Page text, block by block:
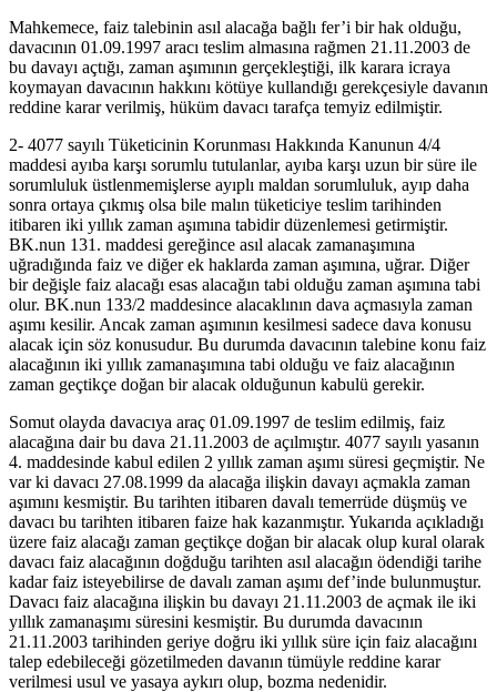
Mahkemece, faiz talebinin asıl alacağa bağlı fer’i bir hak olduğu,
davacının 01.09.1997 aracı teslim almasına rağmen 21.11.2003 de
bu davayı açtığı, zaman aşımının gerçekleştiği, ilk karara icraya
koymayan davacının hakkını kötüye kullandığı gerekçesiyle davanın
reddine karar verilmiş, hüküm davacı tarafça temyiz edilmiştir.
2- 4077 sayılı Tüketicinin Korunması Hakkında Kanunun 4/4
maddesi ayıba karşı sorumlu tutulanlar, ayıba karşı uzun bir süre ile
sorumluluk üstlenmemişlerse ayıplı maldan sorumluluk, ayıp daha
sonra ortaya çıkmış olsa bile malın tüketiciye teslim tarihinden
itibaren iki yıllık zaman aşımına tabidir düzenlemesi getirmiştir.
BK.nun 131. maddesi gereğince asıl alacak zamanaşımına
uğradığında faiz ve diğer ek haklarda zaman aşımına, uğrar. Diğer
bir değişle faiz alacağı esas alacağın tabi olduğu zaman aşımına tabi
olur. BK.nun 133/2 maddesince alacaklının dava açmasıyla zaman
aşımı kesilir. Ancak zaman aşımının kesilmesi sadece dava konusu
alacak için söz konusudur. Bu durumda davacının talebine konu faiz
alacağının iki yıllık zamanaşımına tabi olduğu ve faiz alacağının
zaman geçtikçe doğan bir alacak olduğunun kabulü gerekir.
Somut olayda davacıya araç 01.09.1997 de teslim edilmiş, faiz
alacağına dair bu dava 21.11.2003 de açılmıştır. 4077 sayılı yasanın
4. maddesinde kabul edilen 2 yıllık zaman aşımı süresi geçmiştir. Ne
var ki davacı 27.08.1999 da alacağa ilişkin davayı açmakla zaman
aşımını kesmiştir. Bu tarihten itibaren davalı temerrüde düşmüş ve
davacı bu tarihten itibaren faize hak kazanmıştır. Yukarıda açıkladığı
üzere faiz alacağı zaman geçtikçe doğan bir alacak olup kural olarak
davacı faiz alacağının doğduğu tarihten asıl alacağın ödendiği tarihe
kadar faiz isteyebilirse de davalı zaman aşımı def’inde bulunmuştur.
Davacı faiz alacağına ilişkin bu davayı 21.11.2003 de açmak ile iki
yıllık zamanaşımı süresini kesmiştir. Bu durumda davacının
21.11.2003 tarihinden geriye doğru iki yıllık süre için faiz alacağını
talep edebileceği gözetilmeden davanın tümüyle reddine karar
verilmesi usul ve yasaya aykırı olup, bozma nedenidir.